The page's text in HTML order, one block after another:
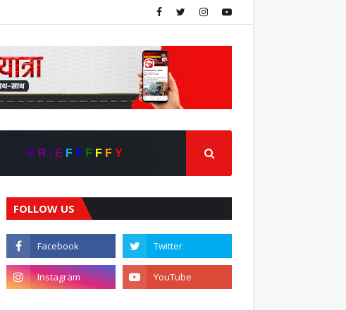
B R E F F F F F Y
FOLLOW US